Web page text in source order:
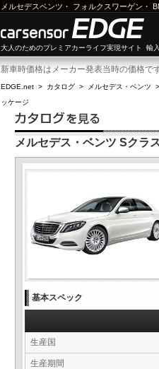
メルセデスベンツ ・ フォルクスワーゲン ・
大人のためのプレミアカーライフ実現サイト 輸
新車時価格はメーカー発表当時の価格で
EDGE.net > カタログ > メルセデス・ベンツ
ッケージ
メルセデス・ベンツ Sクラ
基本スペック
生産国
生産期間